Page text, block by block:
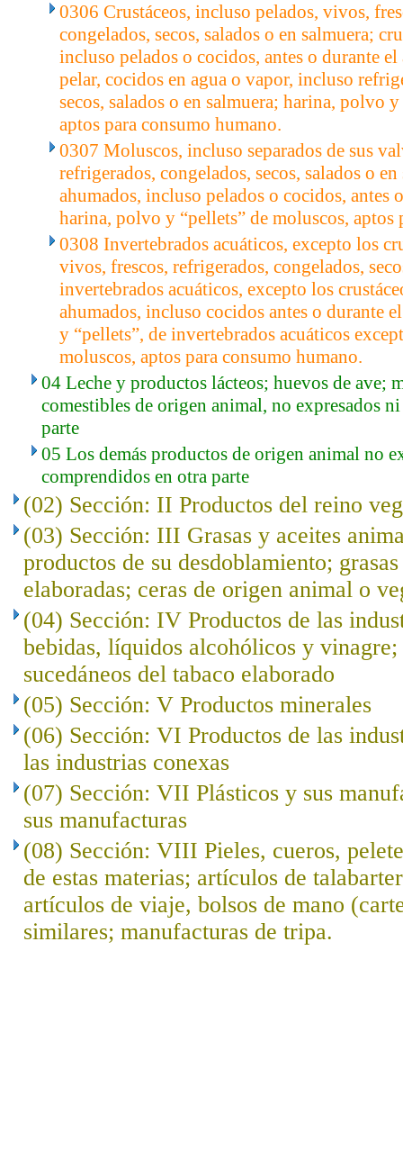
0306 Crustáceos, incluso pelados, vivos,
congelados, secos, salados o en salmuera;
incluso pelados o cocidos, antes o durante
pelar, cocidos en agua o vapor, incluso
secos, salados o en salmuera; harina, polvo
aptos para consumo humano.
0307 Moluscos, incluso separados de sus
refrigerados, congelados, secos, salados o
ahumados, incluso pelados o cocidos, antes
harina, polvo y “pellets” de moluscos, aptos
0308 Invertebrados acuáticos, excepto los
vivos, frescos, refrigerados, congelados,
invertebrados acuáticos, excepto los
ahumados, incluso cocidos antes o durante
y “pellets”, de invertebrados acuáticos
moluscos, aptos para consumo humano.
04 Leche y productos lácteos; huevos de ave;
comestibles de origen animal, no expresados
parte
05 Los demás productos de origen animal no
comprendidos en otra parte
(02) Sección: II Productos del reino
(03) Sección: III Grasas y aceites
productos de su desdoblamiento;
elaboradas; ceras de origen animal o
(04) Sección: IV Productos de las
bebidas, líquidos alcohólicos y vinagre;
sucedáneos del tabaco elaborado
(05) Sección: V Productos minerales
(06) Sección: VI Productos de las
las industrias conexas
(07) Sección: VII Plásticos y sus
sus manufacturas
(08) Sección: VIII Pieles, cueros,
de estas materias; artículos de
artículos de viaje, bolsos de mano
similares; manufacturas de tripa.